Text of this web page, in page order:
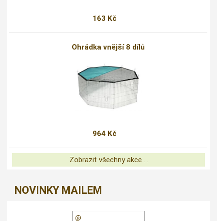
163 Kč
Ohrádka vnější 8 dílů
964 Kč
Zobrazit všechny akce ...
NOVINKY MAILEM